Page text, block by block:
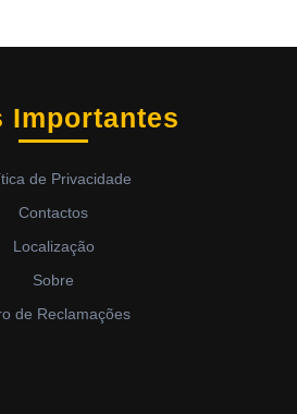
Importantes
de Privacidade
Contactos
Localização
Sobre
de Reclamações